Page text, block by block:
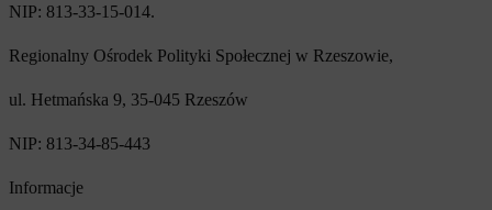
NIP: 813-33-15-014.
Regionalny Ośrodek Polityki Społecznej w Rzeszowie,
ul. Hetmańska 9, 35-045 Rzeszów
NIP: 813-34-85-443
Informacje